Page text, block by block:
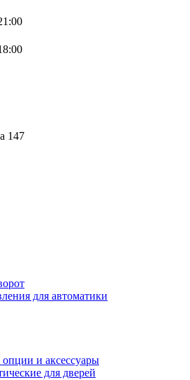
147
для автоматики
и аксессуары
для дверей